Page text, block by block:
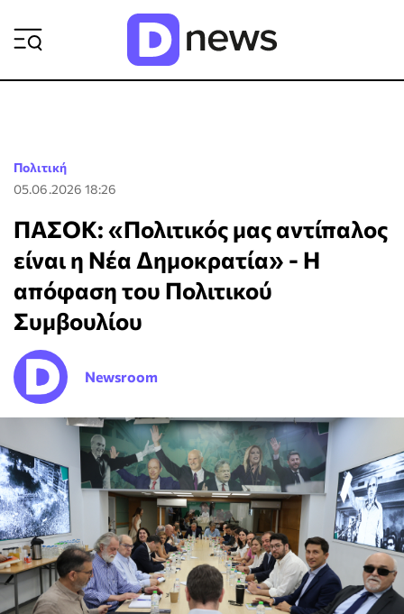
Πολιτική
05.06.2026 18:26
ΠΑΣΟΚ: «Πολιτικός μας αντίπαλος
είναι η Νέα Δημοκρατία» - Η
απόφαση του Πολιτικού
Συμβουλίου
Newsroom